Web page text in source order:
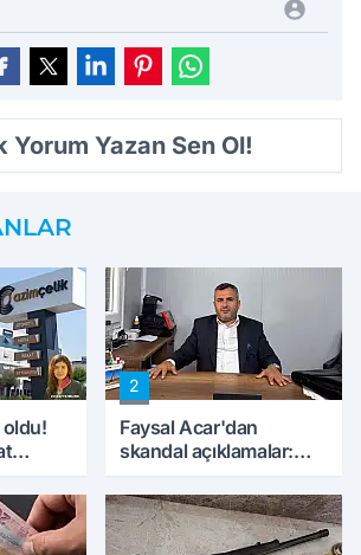
Yorum Yazan Sen Ol!
2
Faysal Acar'dan
skandal açıklamalar:
peynircilerimizi de
kıskaca aldı, müdahale
ettik'